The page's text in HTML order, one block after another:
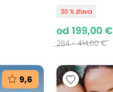
30 % zľava
od 199,00 €
284 - 414,00 €
9,6